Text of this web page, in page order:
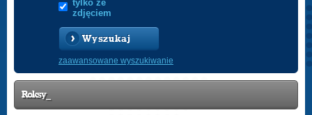
tylko ze
zdjęciem
Wyszukaj
zaawansowane wyszukiwanie
Roksy_